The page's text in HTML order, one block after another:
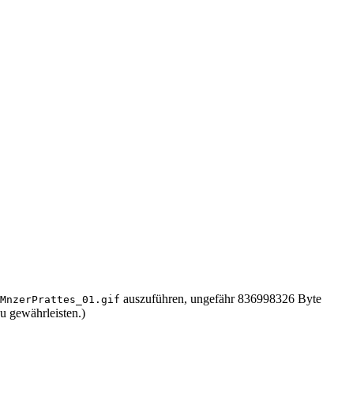
auszuführen, ungefähr 836998326 Byte
gewährleisten.)